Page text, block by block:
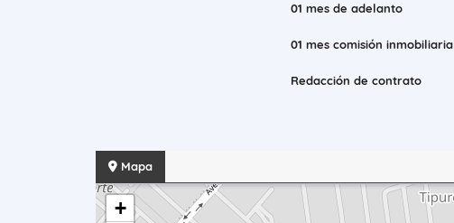
01 mes de adelanto
01 mes comisión inmobiliaria
Redacción de contrato
Mapa
+